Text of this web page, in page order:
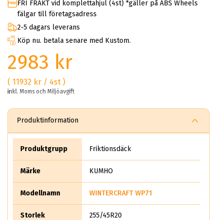
FRI FRAKT vid komplettahjul (4st) *gäller på ABS Wheels
fälgar till företagsadress
2-5 dagars leverans
Köp nu. betala senare med Kustom.
2983 kr
( 11932 kr / 4st )
inkl. Moms och Miljöavgift
Produktinformation
Produktgrupp Friktionsdäck
Märke KUMHO
Modellnamn WINTERCRAFT WP71
Storlek 255/45R20